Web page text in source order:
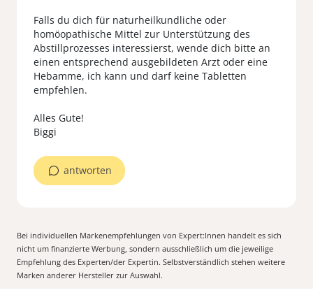
Falls du dich für naturheilkundliche oder
homöopathische Mittel zur Unterstützung des
Abstillprozesses interessierst, wende dich bitte an
einen entsprechend ausgebildeten Arzt oder eine
Hebamme, ich kann und darf keine Tabletten
empfehlen.
Alles Gute!
Biggi
antworten
Bei individuellen Markenempfehlungen von Expert:Innen handelt es sich
nicht um finanzierte Werbung, sondern ausschließlich um die jeweilige
Empfehlung des Experten/der Expertin. Selbstverständlich stehen weitere
Marken anderer Hersteller zur Auswahl.